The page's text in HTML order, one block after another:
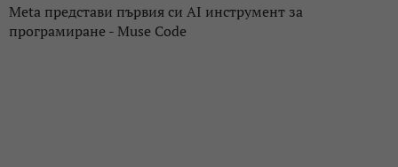
Meta представи първия си AI инструмент за
програмиране - Muse Code